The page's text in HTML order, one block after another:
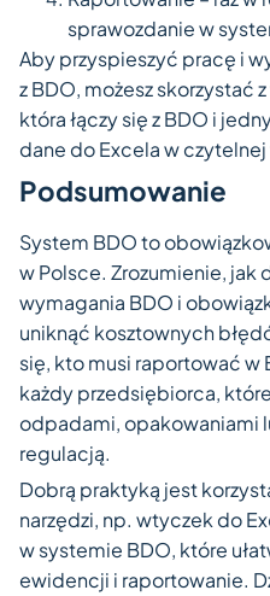
sprawozdanie w
Aby przyspieszyć pracę i
z BDO, możesz skorzystać
która łączy się z BDO i
dane do Excela w
Podsumowanie
System BDO to
w Polsce. Zrozumienie, jak
wymagania BDO i
uniknąć kosztownych
się, kto musi raportować w
każdy przedsiębiorca,
odpadami, opakowaniami
regulacją.
Dobrą praktyką jest
narzędzi, np. wtyczek do
w systemie BDO, które
ewidencji i raportowanie.